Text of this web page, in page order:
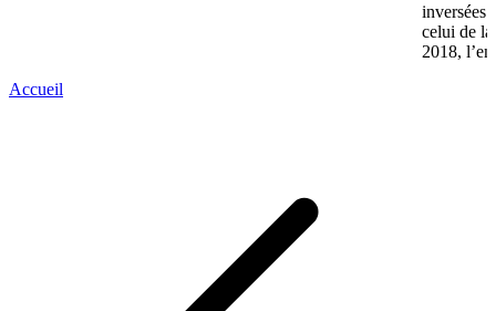
inversées
celui de
2018,
Accueil